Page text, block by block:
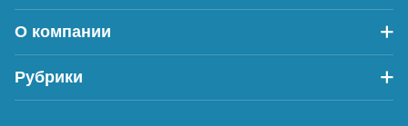
О компании
Рубрики